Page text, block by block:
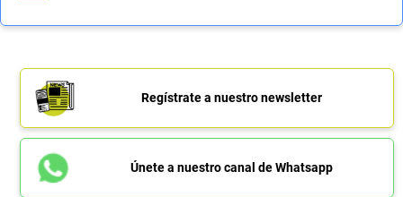
Regístrate a nuestro newsletter
Únete a nuestro canal de Whatsapp